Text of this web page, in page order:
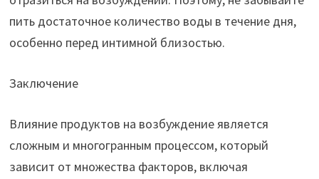
пить достаточное количество воды в течение дня,
особенно перед интимной близостью.
Заключение
Влияние продуктов на возбуждение является
сложным и многогранным процессом, который
зависит от множества факторов, включая